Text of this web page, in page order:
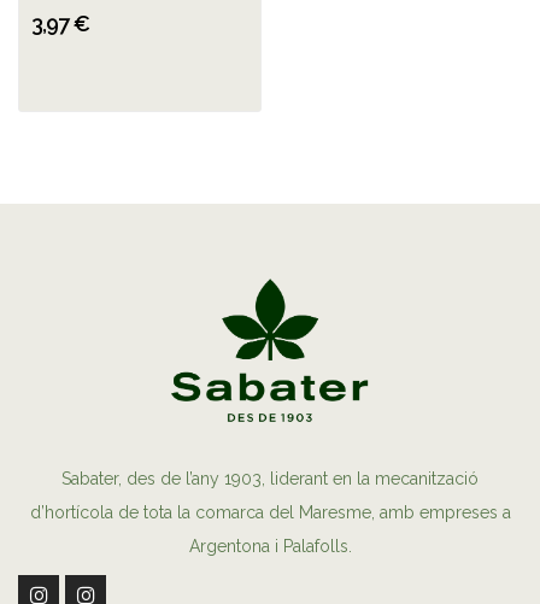
3,97 €
Sabater, des de l’any 1903, liderant en la mecanització
d’hortícola de tota la comarca del Maresme, amb empreses a
Argentona i Palafolls.